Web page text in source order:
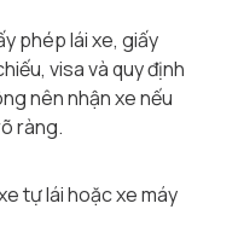
phép lái xe, giấy
visa và quy định
nên nhận xe nếu
ràng.
tự lái hoặc xe máy